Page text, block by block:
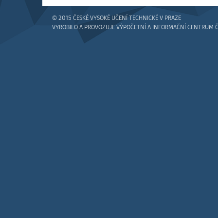
Slouží pro
pomáhají
stran, které
© 2015 ČESKÉ VYSOKÉ UČENÍ TECHNICKÉ V PRAZE
VYROBILO A PROVOZUJE VÝPOČETNÍ A INFORMAČNÍ CENTRUM